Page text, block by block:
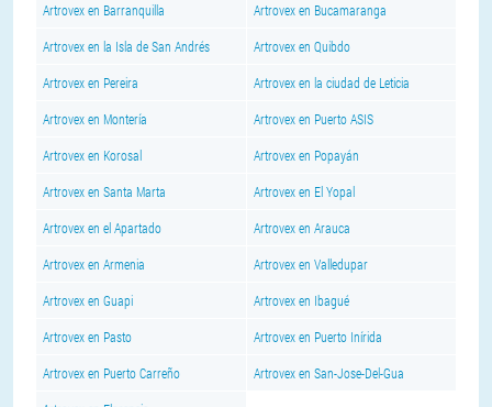
Artrovex en Barranquilla Artrovex en Bucamaranga
Artrovex en la Isla de San Andrés Artrovex en Quibdo
Artrovex en Pereira Artrovex en la ciudad de Leticia
Artrovex en Montería Artrovex en Puerto ASIS
Artrovex en Korosal Artrovex en Popayán
Artrovex en Santa Marta Artrovex en El Yopal
Artrovex en el Apartado Artrovex en Arauca
Artrovex en Armenia Artrovex en Valledupar
Artrovex en Guapi Artrovex en Ibagué
Artrovex en Pasto Artrovex en Puerto Inírida
Artrovex en Puerto Carreño Artrovex en San-Jose-Del-Gua